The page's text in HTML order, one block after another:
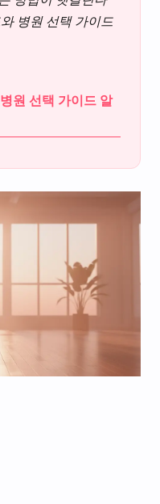
병원 선택 가이드
원 선택 가이드 알